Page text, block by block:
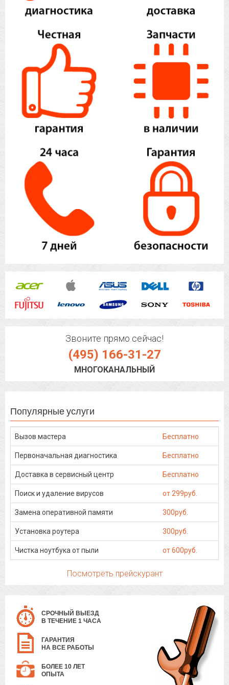
Звоните прямо сейчас!
(495) 166-31-27
МНОГОКАНАЛЬНЫЙ
Популярные услуги
Вызов мастера Бесплатно
Первоначальная диагностика Бесплатно
Доставка в сервисный центр Бесплатно
Поиск и удаление вирусов от 299руб.
Замена оперативной памяти 300руб.
Установка роутера 300руб.
Чистка ноутбука от пыли от 600руб.
Посмотреть прейскурант
СРОЧНЫЙ ВЫЕЗД
В ТЕЧЕНИЕ 1 ЧАСА
ГАРАНТИЯ
НА ВСЕ РАБОТЫ
БОЛЕЕ 10 ЛЕТ
ОПЫТА